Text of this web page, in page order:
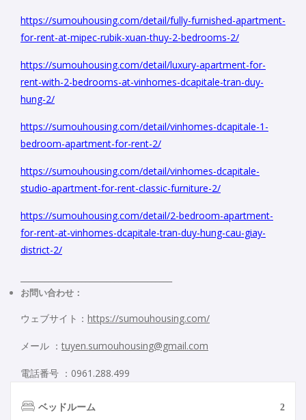
https://sumouhousing.com/detail/fully-furnished-apartment-
for-rent-at-mipec-rubik-xuan-thuy-2-bedrooms-2/
https://sumouhousing.com/detail/luxury-apartment-for-
rent-with-2-bedrooms-at-vinhomes-dcapitale-tran-duy-
hung-2/
https://sumouhousing.com/detail/vinhomes-dcapitale-1-
bedroom-apartment-for-rent-2/
https://sumouhousing.com/detail/vinhomes-dcapitale-
studio-apartment-for-rent-classic-furniture-2/
https://sumouhousing.com/detail/2-bedroom-apartment-
for-rent-at-vinhomes-dcapitale-tran-duy-hung-cau-giay-
district-2/
お問い合わせ：
ウェブサイト： https://sumouhousing.com/
メール ： tuyen.sumouhousing@gmail.com
電話番号 ：0961.288.499
ベッドルーム 2